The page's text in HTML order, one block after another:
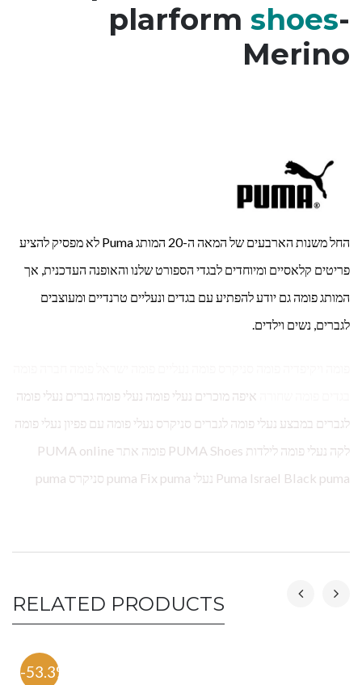
plarform shoes-
Merino
החל משנות הארבעים של המאה ה-20 המותג Puma לא מפסיק להציע
פריטים קלאסיים ומיוחדים לבגדי הספורט שלנו והאופנה העדכנית, אך
המותג פומה גם יודע להפתיע עם בגדים ונעליים טרנדיים ומעוצבים
לגברים, נשים וילדים.
איפה מוכרים נעלי פומה נעלי פומה גברים נעלי פומה
לגברים במבצע נעלי פומה לגברים סניקרס נעלי פומה עם פפיון נעלי פומה
לקה נעלי פומה לילדות PUMA Shoes פומה אתר PUMA online
Puma Israel Black puma נעלי puma Fix puma סניקרס puma
RELATED PRODUCTS
-53.3%